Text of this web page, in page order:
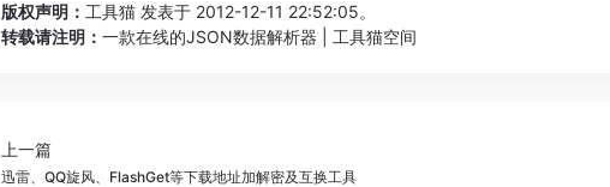
版权声明： 工具猫 发表于 2012-12-11 22:52:05。
转载请注明： 一款在线的JSON数据解析器 | 工具猫空间
上一篇
迅雷、QQ旋风、FlashGet等下载地址加解密及互换工具